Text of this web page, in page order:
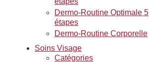
Dermo-Routine Optimale 5
étapes
Dermo-Routine Corporelle
Soins Visage
Catégories